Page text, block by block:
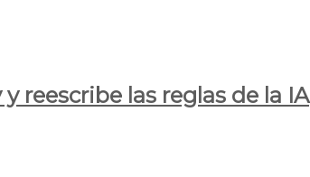
reescribe las reglas de la IA